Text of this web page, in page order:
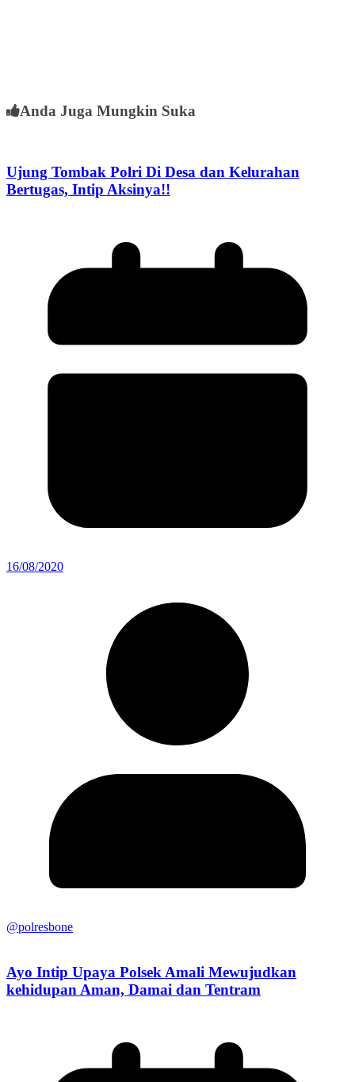
Anda Juga Mungkin Suka
Ujung Tombak Polri Di Desa dan Kelurahan
Bertugas, Intip Aksinya!!
16/08/2020
@polresbone
Ayo Intip Upaya Polsek Amali Mewujudkan
kehidupan Aman, Damai dan Tentram